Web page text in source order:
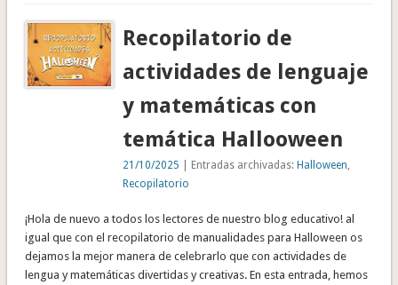
Recopilatorio de
actividades de lenguaje
y matemáticas con
temática Hallooween
21/10/2025 | Entradas archivadas:Halloween
Recopilatorio
¡Hola de nuevo a todos los lectores de nuestro blog educativo! al
igual que con el recopilatorio de manualidades para Halloween os
dejamos la mejor manera de celebrarlo que con actividades de
lengua y matemáticas divertidas y creativas. En esta entrada, hemos